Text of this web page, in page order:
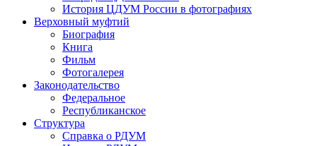
История ЦДУМ России в фотографиях
Верховный муфтий
Биография
Книга
Фильм
Фотогалерея
Законодательство
Федеральное
Республиканское
Структура
Справка о РДУМ